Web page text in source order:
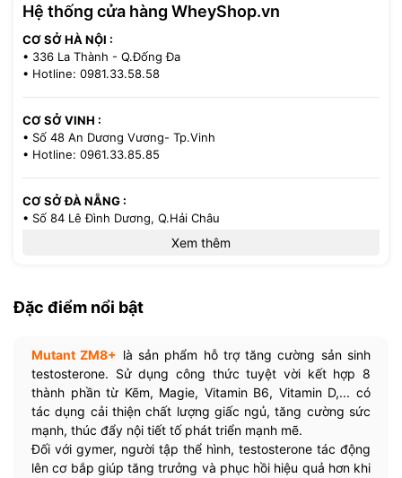
Hệ thống cửa hàng WheyShop.vn
CƠ SỞ HÀ NỘI :
• 336 La Thành - Q.Đống Đa
• Hotline: 0981.33.58.58
CƠ SỞ VINH :
• Số 48 An Dương Vương- Tp.Vinh
• Hotline: 0961.33.85.85
CƠ SỞ ĐÀ NẴNG :
• Số 84 Lê Đình Dương, Q.Hải Châu
• 521/36 Cách Mạng Tháng 8 - P.13 - Q.10
• Hotline: 0971.33.85.85
Xem thêm
Đặc điểm nổi bật
Mutant ZM8+ là sản phẩm hỗ trợ tăng cường sản sinh
testosterone. Sử dụng công thức tuyệt vời kết hợp 8
thành phần từ Kẽm, Magie, Vitamin B6, Vitamin D,... có
tác dụng cải thiện chất lượng giấc ngủ, tăng cường sức
mạnh, thúc đẩy nội tiết tố phát triển mạnh mẽ.
Đối với gymer, người tập thể hình, testosterone tác động
lên cơ bắp giúp tăng trưởng và phục hồi hiệu quả hơn khi